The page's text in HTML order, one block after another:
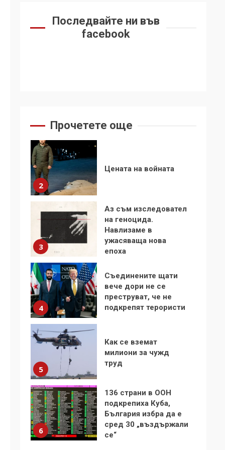
Последвайте ни във
facebook
Прочетете още
Удължаването на
1
стъпки от 1972 г.
2
Цената на войната
3
Аз съм изследовател
на геноцида.
Навлизаме в
ужасяваща нова
епоха
4
Съединените щати
вече дори не се
преструват, че не
подкрепят терористи
5
Как се вземат
милиони за чужд
труд
6
136 страни в ООН
подкрепиха Куба,
България избра да е
сред 30 „въздържали
се“